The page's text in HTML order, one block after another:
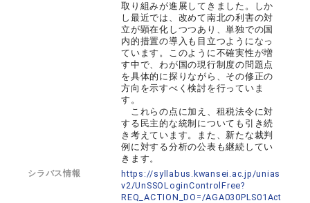
取り組みが進展してきました。しか
し最近では、改めて南北の利害の対
立が顕在化しつつあり、単独での国
内的措置の導入も目立つようになっ
ています。このように不確実性が増
す中で、わが国の現行制度の問題点
を具体的に探りながら、その修正の
方向を示すべく検討を行っていま
す。
これらの点に加え、租税法令に対
する民主的な統制についても引き続
き考えています。また、新たな裁判
例に対する分析の公表も継続してい
きます。
シラバス情報
https://syllabus.kwansei.ac.jp/unias
v2/UnSSOLoginControlFree?
REQ_ACTION_DO=/AGA030PLS01Act